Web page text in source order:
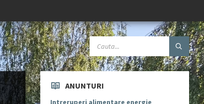
ANUNTURI
Intreruperi alimentare energie